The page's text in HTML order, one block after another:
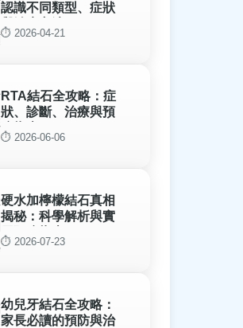
認識不同類型、症狀
與治療方法
⏱️ 2026-04-21
RTA結石全攻略：症
狀、診斷、治療與預
防指南
⏱️ 2026-06-06
硬水加檸檬結石真相
揭秘：科學解析與實
用預防指南
⏱️ 2026-07-23
幼兒牙結石全攻略：
家長必讀的預防與治